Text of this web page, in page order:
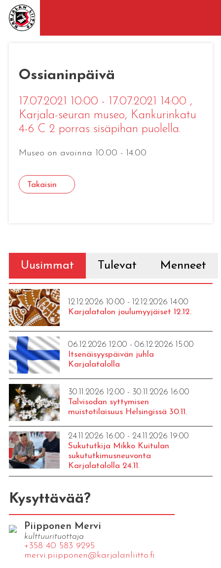
Ossianinpäivä
17.07.2021 10:00 - 17.07.2021 14:00 ,
Karjala-seuran museo, Kankurinkatu
4-6 C 2 porras sisäpihan puolella.
Museo on avoinna 10.00 - 14.00
Takaisin
Uusimmat Tulevat Menneet
12.12.2026 10:00 - 12.12.2026 14:00
Karjalatalon joulumyyjäiset 12.12.
06.12.2026 12:00 - 06.12.2026 15:00
Itsenäisyyspäivän juhla
Karjalatalolla
30.11.2026 12:00 - 30.11.2026 16:00
Talvisodan syttymisen
muistotilaisuus Helsingissä 30.11.
24.11.2026 16:00 - 24.11.2026 19:00
Sukututkija Mikko Kuitulan
sukututkimusneuvonta
Karjalatalolla 24.11.
Kysyttävää?
Piipponen Mervi
kulttuurituottaja
+358 40 583 9295
mervi.​piipponen@​kar​jala​nlii​tto.​fi